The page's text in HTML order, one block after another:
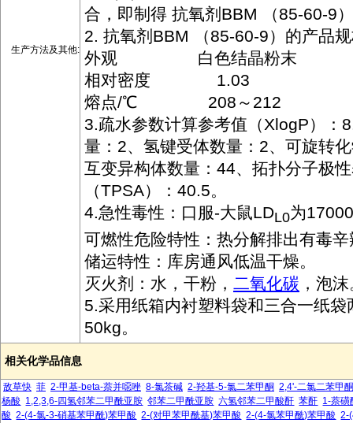
生产方法及其他:
合，即制得 抗氧剂BBM （85-60-9
2. 抗氧剂BBM （85-60-9）的产品
外观 白色结晶粉末
相对密度 1.03
熔点/℃ 208～212
3.疏水参数计算参考值（XlogP）：
量：2、氢键受体数量：2、可旋转
互变异构体数量：44、拓扑分子极
（TPSA）：40.5。
4.急性毒性：口服-大鼠LDL0为
可燃性危险特性：热分解排出有毒
储运特性：库房通风低温干燥。
灭火剂：水，干粉， 二氧化碳 ，泡
5.采用纸箱内衬塑料袋和三合一纸袋
50kg。
相关化学品信息
敌草快 菲 2-甲基-beta-萘并噁唑 8-氯茶碱 2-羟基-5-氯二苯甲酮 2,4'-二氯二苯甲酮
杨酸 1,2,3,6-四氢邻苯二甲酰亚胺 邻苯二甲酰亚胺 六氢邻苯二甲酸酐 苯酐 1-萘磺
酸 2-(4-氯-3-硝基苯甲酰)苯甲酸 2-(对甲苯甲酰基)苯甲酸 2-(4-氯苯甲酰)苯甲酸 2-